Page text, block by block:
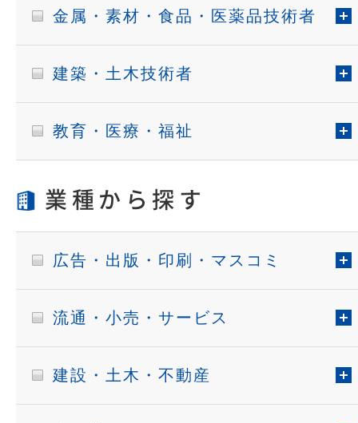
金属・素材・食品・医薬品技術者
建築・土木技術者
教育・医療・福祉
業種から探す
広告・出版・印刷・マスコミ
流通・小売・サービス
建設・土木・不動産